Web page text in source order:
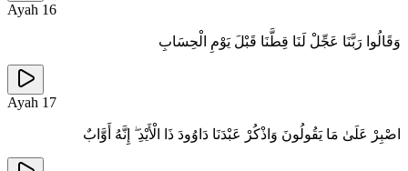
Ayah 16
وَقَالُوا رَبَّنَا عَجِّلْ لَنَا قِطَّنَا قَبْلَ يَوْمِ الْحِسَابِ
Ayah 17
اصْبِرْ عَلَىٰ مَا يَقُولُونَ وَاذْكُرْ عَبْدَنَا دَاوُودَ ذَا الْأَيْدِ ۖ إِنَّهُ أَوَّابٌ